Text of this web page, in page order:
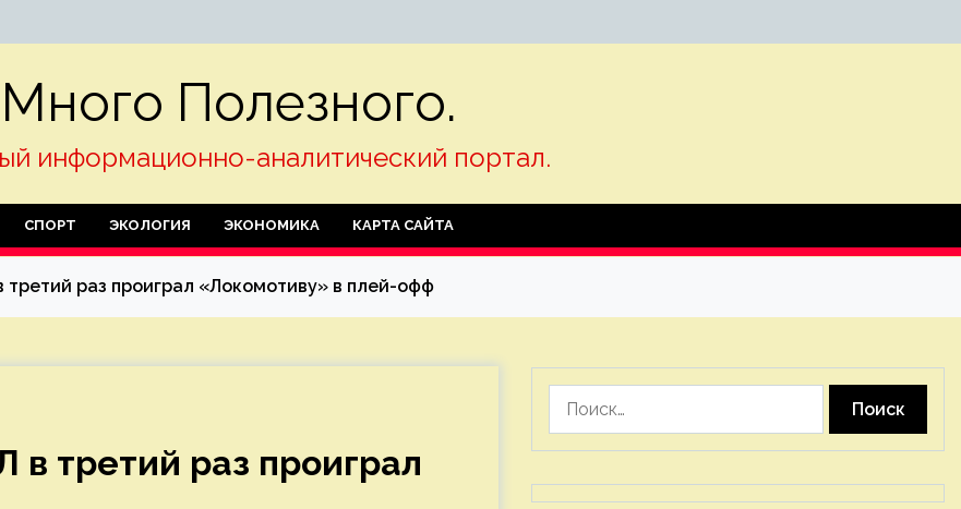
Много Полезного.
информационно-аналитический портал.
СПОРТ ЭКОЛОГИЯ ЭКОНОМИКА КАРТА САЙТА
раз проиграл «Локомотиву» в плей-офф
третий раз проиграл